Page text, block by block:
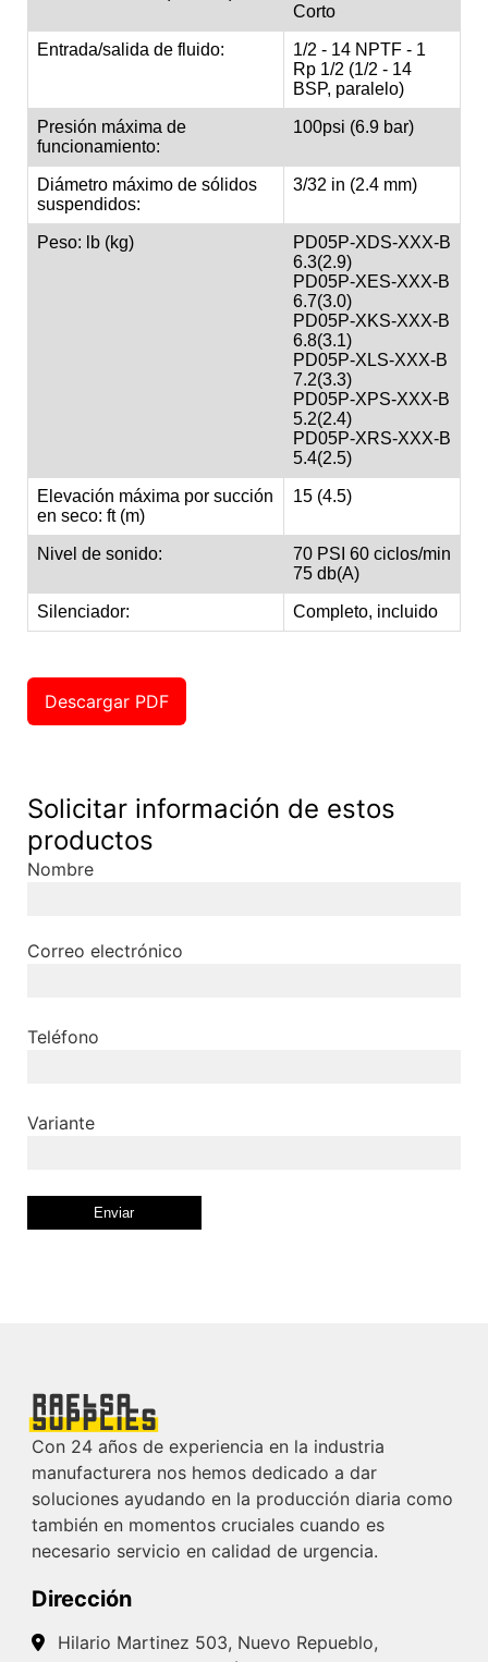
Corto
Entrada/salida de fluido:
1/2 - 14 NPTF - 1
Rp 1/2 (1/2 - 14
BSP, paralelo)
Presión máxima de
funcionamiento:
100psi (6.9 bar)
Diámetro máximo de sólidos
suspendidos:
3/32 in (2.4 mm)
Peso: lb (kg)
PD05P-XDS-XXX-B
6.3(2.9)
PD05P-XES-XXX-B
6.7(3.0)
PD05P-XKS-XXX-B
6.8(3.1)
PD05P-XLS-XXX-B
7.2(3.3)
PD05P-XPS-XXX-B
5.2(2.4)
PD05P-XRS-XXX-B
5.4(2.5)
Elevación máxima por succión
en seco: ft (m)
15 (4.5)
Nivel de sonido:
70 PSI 60 ciclos/min
75 db(A)
Silenciador: Completo, incluido
Descargar PDF
Solicitar información de estos
productos
Nombre
Correo electrónico
Teléfono
Variante
Con 24 años de experiencia en la industria
manufacturera nos hemos dedicado a dar
soluciones ayudando en la producción diaria como
también en momentos cruciales cuando es
necesario servicio en calidad de urgencia.
Dirección
Hilario Martinez 503, Nuevo Repueblo,